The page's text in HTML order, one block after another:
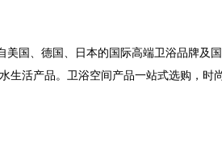
国、德国、日本的国际高端卫浴品牌及
生活产品。卫浴空间产品一站式选购，时